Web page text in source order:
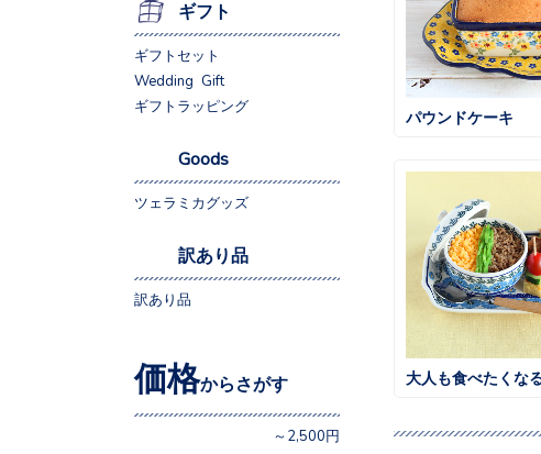
パウンドケーキ
ギフト
ギフトセット
Wedding Gift
ギフトラッピング
Goods
ツェラミカグッズ
訳あり品
訳あり品
価格からさがす
～2,500円